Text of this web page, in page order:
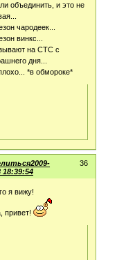
объединить, и это не
чародеек...
винкс...
на СТС с
дня...
*в обмороке*
36
2009-
18:39:54
я вижу!
привет!